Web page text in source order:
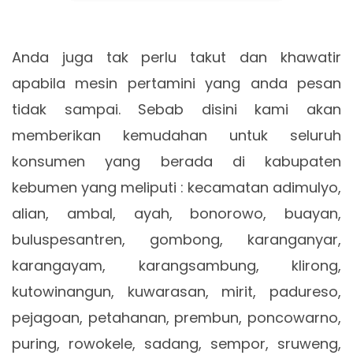
Anda juga tak perlu takut dan khawatir
apabila mesin pertamini yang anda pesan
tidak sampai. Sebab disini kami akan
memberikan kemudahan untuk seluruh
konsumen yang berada di kabupaten
kebumen yang meliputi : kecamatan adimulyo,
alian, ambal, ayah, bonorowo, buayan,
buluspesantren, gombong, karanganyar,
karangayam, karangsambung, klirong,
kutowinangun, kuwarasan, mirit, padureso,
pejagoan, petahanan, prembun, poncowarno,
puring, rowokele, sadang, sempor, sruweng,